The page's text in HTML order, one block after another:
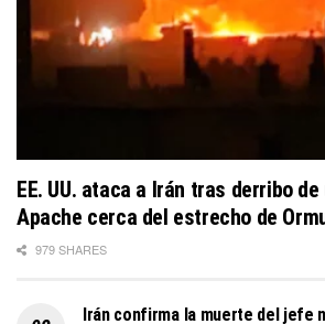
EE. UU. ataca a Irán tras derribo de
Apache cerca del estrecho de
979 SHARES
Irán confirma la muerte del jefe